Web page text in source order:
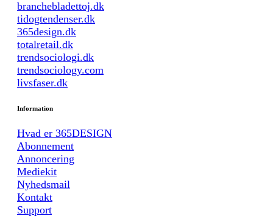
branchebladettoj.dk
tidogtendenser.dk
365design.dk
totalretail.dk
trendsociologi.dk
trendsociology.com
livsfaser.dk
Information
Hvad er 365DESIGN
Abonnement
Annoncering
Mediekit
Nyhedsmail
Kontakt
Support